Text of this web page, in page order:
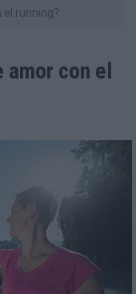
el running?
con el